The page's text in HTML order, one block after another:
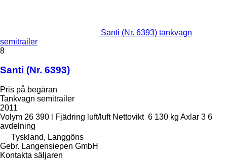
Santi (Nr. 6393) tankvagn
semitrailer
8
Santi (Nr. 6393)
Pris på begäran
Tankvagn semitrailer
2011
Volym 26 390 l Fjädring luft/luft Nettovikt 6 130 kg Axlar 3 6
avdelning
Tyskland, Langgöns
Gebr. Langensiepen GmbH
Kontakta säljaren